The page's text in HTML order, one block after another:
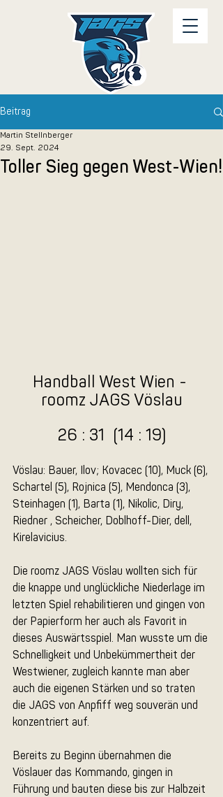
Beitrag
Toller Sieg gegen West-Wien!
Martin Stellnberger
29. Sept. 2024
Handball West Wien -
roomz JAGS Vöslau
26 : 31  (14 : 19)
Vöslau: Bauer, Ilov; Kovacec (10), Muck (6),
Schartel (5), Rojnica (5), Mendonca (3),
Steinhagen (1), Barta (1), Nikolic, Diry,
Riedner , Scheicher, Doblhoff-Dier, dell,
Kirelavicius.
Die roomz JAGS Vöslau wollten sich für
die knappe und unglückliche Niederlage im
letzten Spiel rehabilitieren und gingen von
der Papierform her auch als Favorit in
dieses Auswärtsspiel. Man wusste um die
Schnelligkeit und Unbekümmertheit der
Westwiener, zugleich kannte man aber
auch die eigenen Stärken und so traten
die JAGS von Anpfiff weg souverän und
konzentriert auf.
Bereits zu Beginn übernahmen die
Vöslauer das Kommando, gingen in
Führung und bauten diese bis zur Halbzeit